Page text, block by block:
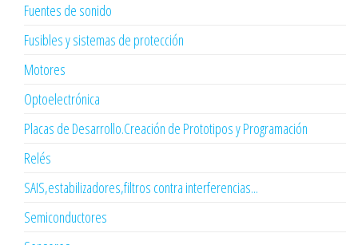
Fuentes de sonido
Fusibles y sistemas de protección
Motores
Optoelectrónica
Placas de Desarrollo.Creación de Prototipos y Programación
Relés
SAIS,estabilizadores,filtros contra interferencias...
Semiconductores